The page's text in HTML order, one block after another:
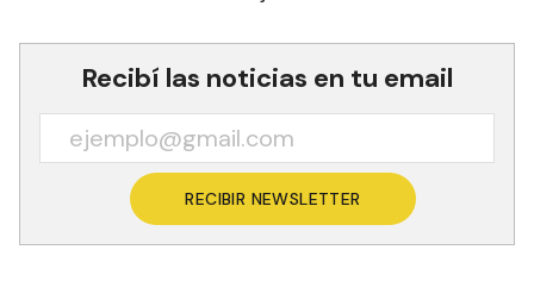
Recibí las noticias en tu email
RECIBIR NEWSLETTER